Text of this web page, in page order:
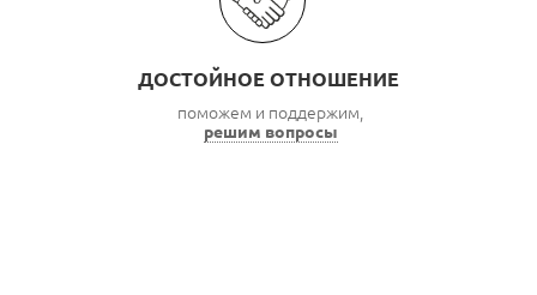
ДОСТОЙНОЕ ОТНОШЕНИЕ
поможем и поддержим,
решим вопросы